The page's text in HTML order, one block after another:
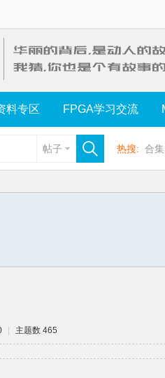
料专区 FPGA学习交流
帖子 热搜: 合集
主题数 465